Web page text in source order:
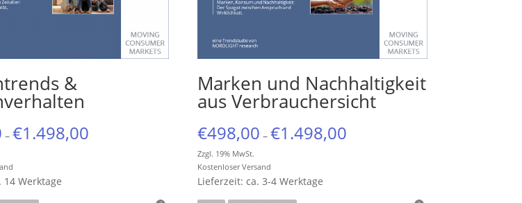
&
– €1.498,00
14 Werktage
Marken und Nachhaltigkeit
aus Verbrauchersicht
€498,00 –€1.498,00
Zzgl. 19% MwSt.
Kostenloser Versand
Lieferzeit: ca. 3-4 Werktage